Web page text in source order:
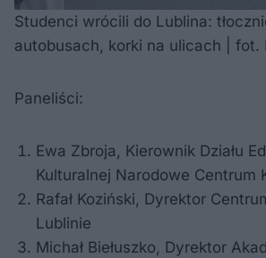
Studenci wrócili do Lublina:
autobusach, korki na ulicach | fot.
Paneliści:
Ewa Zbroja, Kierownik Działu
Kulturalnej Narodowe Centrum
Rafał Koziński, Dyrektor
Lublinie
Michał Biełuszko, Dyrektor